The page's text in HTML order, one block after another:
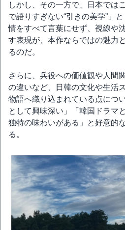
しかし、その一方で、日本では
で語りすぎない“引きの美学”」
情をすべて言葉にせず、視線や
す表現が、本作ならではの魅力
るのだ。
さらに、兵役への価値観や人間
の違いなど、日韓の文化や生活
物語へ織り込まれている点につ
として興味深い」「韓国ドラマ
独特の味わいがある」と好意的
る。